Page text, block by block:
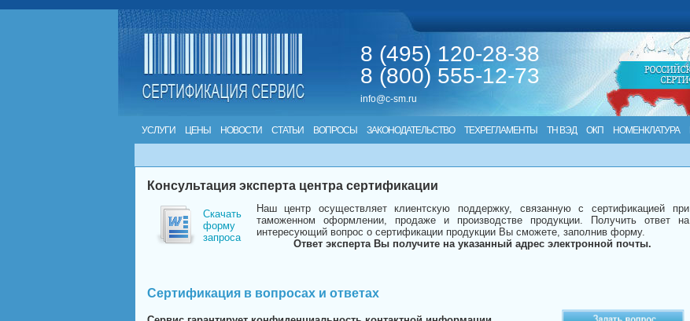
8 (495) 120-28-38
8 (800) 555-12-73
info@c-sm.ru
УСЛУГИ ЦЕНЫ НОВОСТИ СТАТЬИ ВОПРОСЫ ЗАКОНОДАТЕЛЬСТВО ТЕХРЕГЛАМЕНТЫ ТН ВЭД ОКП НОМЕНКЛАТУРА
Консультация эксперта центра сертификации
Скачать
форму
запроса
Наш центр осуществляет клиентскую поддержку, связанную с сертификацией при
таможенном оформлении, продаже и производстве продукции. Получить ответ на
интересующий вопрос о сертификации продукции Вы сможете, заполнив форму.
Ответ эксперта Вы получите на указанный адрес электронной почты.
Сертификация в вопросах и ответах